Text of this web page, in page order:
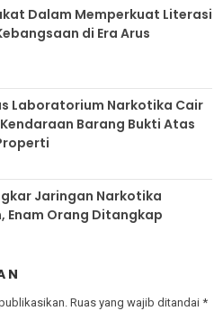
Dalam Memperkuat Literasi
di Era Arus
Laboratorium Narkotika Cair
Barang Bukti Atas
Jaringan Narkotika
Enam Orang Ditangkap
Ruas yang wajib ditandai *